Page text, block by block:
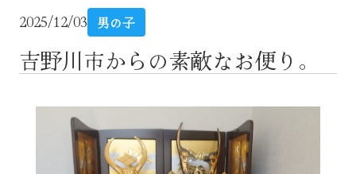
2025/12/03 男の子
吉野川市からの素敵なお便り。